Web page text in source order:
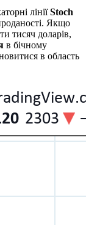
лініїStoch
Якщо
тисяч доларів,
в бічному
в область